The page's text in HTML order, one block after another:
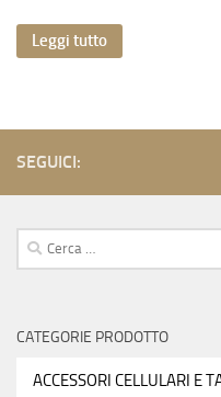
Leggi tutto
SEGUICI:
Ricerca
per:
CATEGORIE PRODOTTO
ACCESSORI CELLULARI E